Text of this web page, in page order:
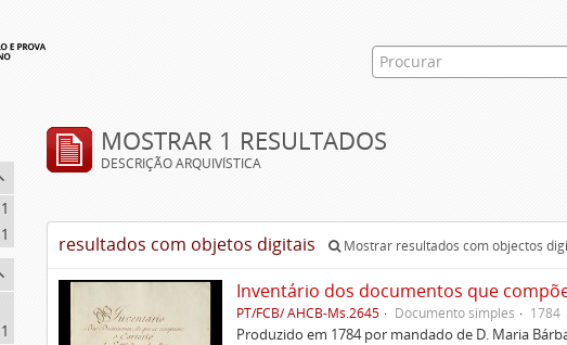
1
1
1
MOSTRAR 1 RESULTADOS
DESCRIÇÃO ARQUIVÍSTICA
resultados com objetos digitais Mostrar resultados com objectos
Inventário dos documentos que
PT/FCB/ AHCB-Ms.2645 Documento simples 1784
Produzido em 1784 por mandado de D. Maria